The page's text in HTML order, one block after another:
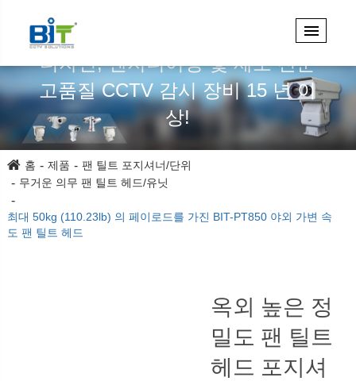
디자인, 엔지니어링 및 제조 전문
고품질 CCTV 감시 장비 15 년 이
상!
홈 제품
팬 틸트 포지셔너/단위
무거운 의무 팬 틸트 헤드/유닛
최대 50kg (110.23lb) 의 페이로드를 가진 BIT-PT850 야외 가변 속
도 팬 틸트 헤드
옥외 높은 정
밀도 팬 틸트
헤드 포지셔